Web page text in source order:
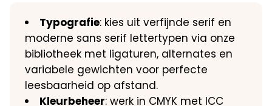
Typografie: kies uit verfijnde serif en
moderne sans serif lettertypen via onze
bibliotheek met ligaturen, alternates en
variabele gewichten voor perfecte
leesbaarheid op afstand.
Kleurbeheer: werk in CMYK met ICC